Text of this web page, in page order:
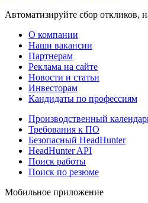
Автоматизируйте сбор откликов,
О компании
Наши вакансии
Партнерам
Реклама на сайте
Новости и статьи
Инвесторам
Кандидаты по профессиям
Производственный
Требования к ПО
Безопасный HeadHunter
HeadHunter API
Поиск работы
Поиск по резюме
Мобильное приложение